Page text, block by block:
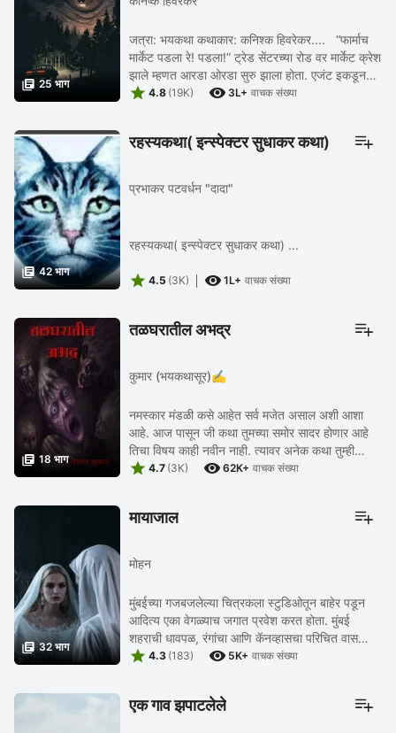
 25 भाग
जत्रा: भयकथा कथाकार: कनिश्क हिवरेकर.... “फार्माच
मार्केट पडला रे! पडला!” ट्रेड सेंटरच्या रोड वर मार्केट क्रेश
झाले म्हणत आरडा ओरडा सुरु झाला होता. एजंट इकडून
तिकडे सैरभैर धावत सुटले होते. कोणी ...
 4.8 (19K)  3L+ वाचक संख्या
 42 भाग
रहस्यकथा( इन्स्पेक्टर सुधाकर कथा)
प्रभाकर पटवर्धन "दादा"
रहस्यकथा( इन्स्पेक्टर सुधाकर कथा) ...
 4.5 (3K)  1L+ वाचक संख्या
 18 भाग
तळघरातील अभद्र
कुमार (भयकथासूर)✍️
नमस्कार मंडळी कसे आहेत सर्व मजेत असाल अशी आशा
आहे. आज पासून जी कथा तुमच्या समोर सादर होणार आहे
तिचा विषय काही नवीन नाही. त्यावर अनेक कथा तुम्ही
वाचल्या असतील आणि पुढे वाचाल सुद्धा पण हि कथा माझी
 4.7 (3K)  62K+ वाचक संख्या
 32 भाग
मायाजाल
मोहन
मुंबईच्या गजबजलेल्या चित्रकला स्टुडिओतून बाहेर पडून
आदित्य एका वेगळ्याच जगात प्रवेश करत होता. मुंबई
शहराची धावपळ, रंगांचा आणि कॅनव्हासचा परिचित वास
आणि कलाविश्वातील स्पर्धात्मक माहोल मागे सोडून, ...
 4.3 (183)  5K+ वाचक संख्या
एक गाव झपाटलेले